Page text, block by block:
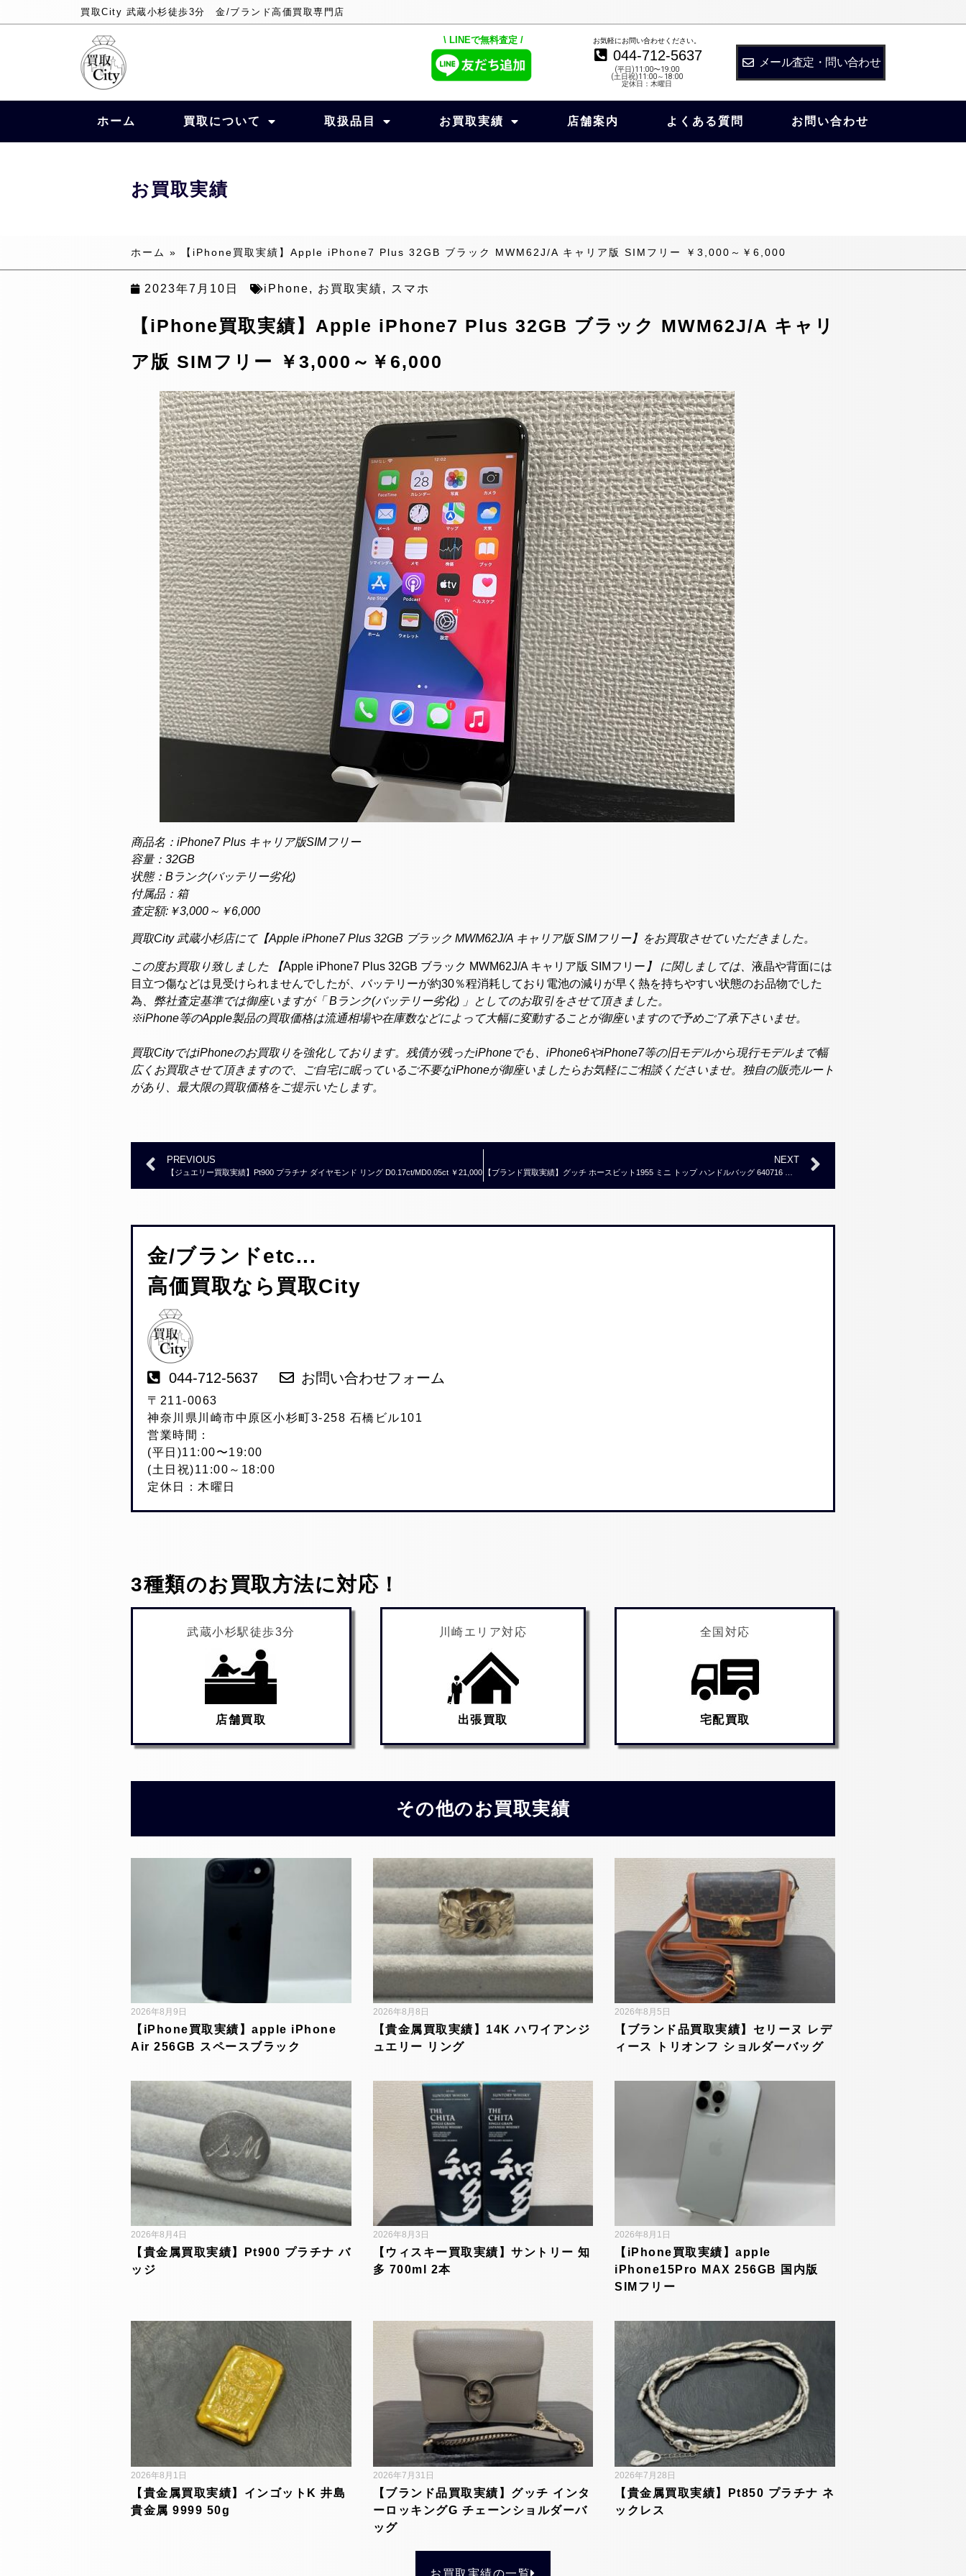
買取City 武蔵小杉徒歩3分 金/ブランド高価買取専門店
\ LINEで無料査定 / お気軽にお問い合わせください。
044-712-5637
(平日)11:00〜19:00
(土日祝)11:00～18:00
定休日：木曜日
メール査定・問い合わせ
ホーム 買取について 取扱品目 お買取実績 店舗案内 よくある質問 お問い合わせ
お買取実績
ホーム » 【iPhone買取実績】Apple iPhone7 Plus 32GB ブラック MWM62J/A キャリア版 SIMフリー ￥3,000～￥6,000
2023年7月10日 iPhone, お買取実績, スマホ
【iPhone買取実績】Apple iPhone7 Plus 32GB ブラック MWM62J/A キャリ
ア版 SIMフリー ￥3,000～￥6,000
商品名：iPhone7 Plus キャリア版SIMフリー
容量：32GB
状態：Bランク(バッテリー劣化)
付属品：箱
査定額:￥3,000～￥6,000
買取City 武蔵小杉店にて【Apple iPhone7 Plus 32GB ブラック MWM62J/A キャリア版 SIMフリー】をお買取させていただきました。
この度お買取り致しました 【Apple iPhone7 Plus 32GB ブラック MWM62J/A キャリア版 SIMフリー 】 に関しましては、 液晶や背面には
目立つ傷などは見受けられませんでしたが、バッテリーが約30％程消耗しており電池の減りが早く熱を持ちやすい状態のお品物でした
為、弊社査定基準では御座いますが「 Bランク(バッテリー劣化) 」としてのお取引をさせて頂きました。
※iPhone等のApple製品の買取価格は流通相場や在庫数などによって大幅に変動することが御座いますので予めご了承下さいませ。
買取CityではiPhoneのお買取りを強化しております。残債が残ったiPhoneでも、iPhone6やiPhone7等の旧モデルから現行モデルまで幅
広くお買取させて頂きますので、ご自宅に眠っているご不要なiPhoneが御座いましたらお気軽にご相談くださいませ。独自の販売ルート
があり、最大限の買取価格をご提示いたします。
PREVIOUS
【ジュエリー買取実績】Pt900 プラチナ ダイヤモンド リング D0.17ct/MD0.05ct ￥21,000
NEXT
金/ブランドetc...
高価買取なら買取City
044-712-5637 お問い合わせフォーム
〒211-0063
神奈川県川崎市中原区小杉町3-258 石橋ビル101
営業時間：
(平日)11:00〜19:00
(土日祝)11:00～18:00
定休日：木曜日
3種類のお買取方法に対応！
武蔵小杉駅徒歩3分
店舗買取
川崎エリア対応
出張買取
全国対応
宅配買取
その他のお買取実績
【iPhone買取実績】apple iPhone
Air 256GB スペースブラック
2026年8月9日
【貴金属買取実績】14K ハワイアンジ
ュエリー リング
2026年8月8日
【ブランド品買取実績】セリーヌ レデ
ィース トリオンフ ショルダーバッグ
2026年8月5日
【貴金属買取実績】Pt900 プラチナ バ
ッジ
2026年8月4日
【ウィスキー買取実績】サントリー 知
多 700ml 2本
2026年8月3日
【iPhone買取実績】apple
iPhone15Pro MAX 256GB 国内版
SIMフリー
2026年8月1日
【貴金属買取実績】インゴットK 井島
貴金属 9999 50g
2026年8月1日
【ブランド品買取実績】グッチ インタ
ーロッキングG チェーンショルダーバ
ッグ
2026年7月31日
【貴金属買取実績】Pt850 プラチナ ネ
ックレス
2026年7月28日
お買取実績の一覧